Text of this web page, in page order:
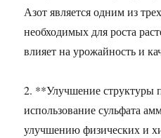
Азот является одним из
необходимых для роста
влияет на урожайность и
2. **Улучшение структуры
использование сульфата
улучшению физических и